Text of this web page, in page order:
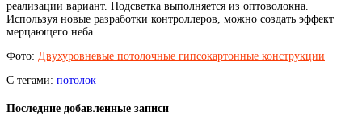
реализации вариант. Подсветка выполняется из оптоволокна.
Используя новые разработки контроллеров, можно создать эффект
мерцающего неба.
Фото: Двухуровневые потолочные гипсокартонные конструкции
С тегами: потолок
Последние добавленные записи